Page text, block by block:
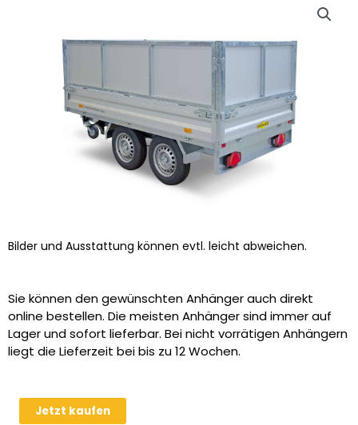
Bilder und Ausstattung können evtl. leicht abweichen.
Sie können den gewünschten Anhänger auch direkt
online bestellen. Die meisten Anhänger sind immer auf
Lager und sofort lieferbar. Bei nicht vorrätigen Anhängern
liegt die Lieferzeit bei bis zu 12 Wochen.
Alublechaufsatz
Jetzt kaufen